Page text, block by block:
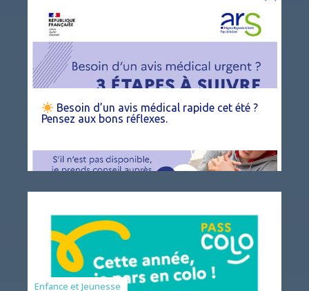
Besoin d’un avis médical rapide cet été ?
Pensez aux bons réflexes.
Animation
Enfance et Jeunesse